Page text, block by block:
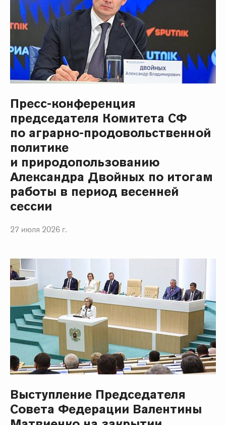
Пресс-конференция
председателя Комитета СФ
по аграрно-продовольственной
политике
и природопользованию
Александра Двойных по итогам
работы в период весенней
сессии
27 июля 2026 г.
Выступление Председателя
Совета Федерации Валентины